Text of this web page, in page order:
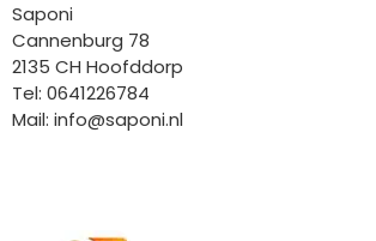
Saponi
Cannenburg 78
2135 CH Hoofddorp
Tel: 0641226784
Mail: info@saponi.nl